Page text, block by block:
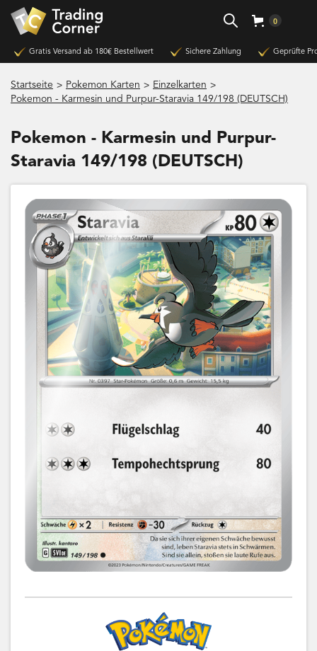
0
Gratis Versand ab 180€ Bestellwert Sichere Zahlung Geprüfte
Startseite > Pokemon Karten > Einzelkarten >
Pokemon - Karmesin und Purpur-Staravia 149/198 (DEUTSCH)
Pokemon - Karmesin und Purpur-
Staravia 149/198 (DEUTSCH)